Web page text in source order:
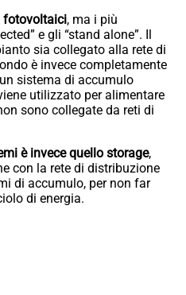
fotovoltaici, ma i più
e gli “stand alone”. Il
sia collegato alla rete di
è invece completamente
sistema di accumulo
utilizzato per alimentare
sono collegate da reti di
è invece quello storage,
con la rete di distribuzione
di accumulo, per non far
di energia.